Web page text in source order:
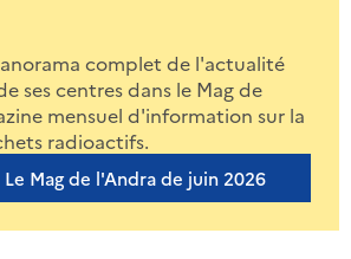
complet de l'actualité
ses centres dans le Mag de
mensuel d'information sur la
radioactifs.
Mag de l'Andra de juin 2026